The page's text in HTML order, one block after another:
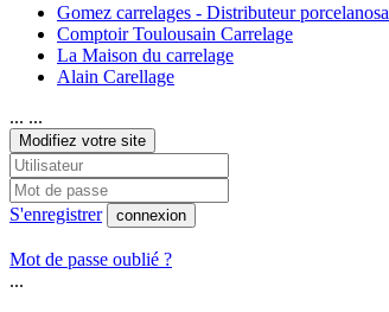
Gomez carrelages - Distributeur porcelanosa
Comptoir Toulousain Carrelage
La Maison du carrelage
Alain Carellage
... ...
Modifiez votre site
S'enregistrer connexion
Mot de passe oublié ?
...